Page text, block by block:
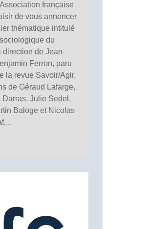
française
de vous annoncer
thématique intitulé
du
direction de Jean-
Ferron, paru
la revue Savoir/Agir,
de Géraud Lafarge,
Julie Sedel,
Baloge et Nicolas